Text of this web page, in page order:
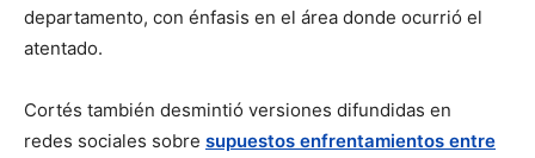
departamento, con énfasis en el área donde ocurrió el
atentado.
Cortés también desmintió versiones difundidas en
redes sociales sobre supuestos enfrentamientos entre